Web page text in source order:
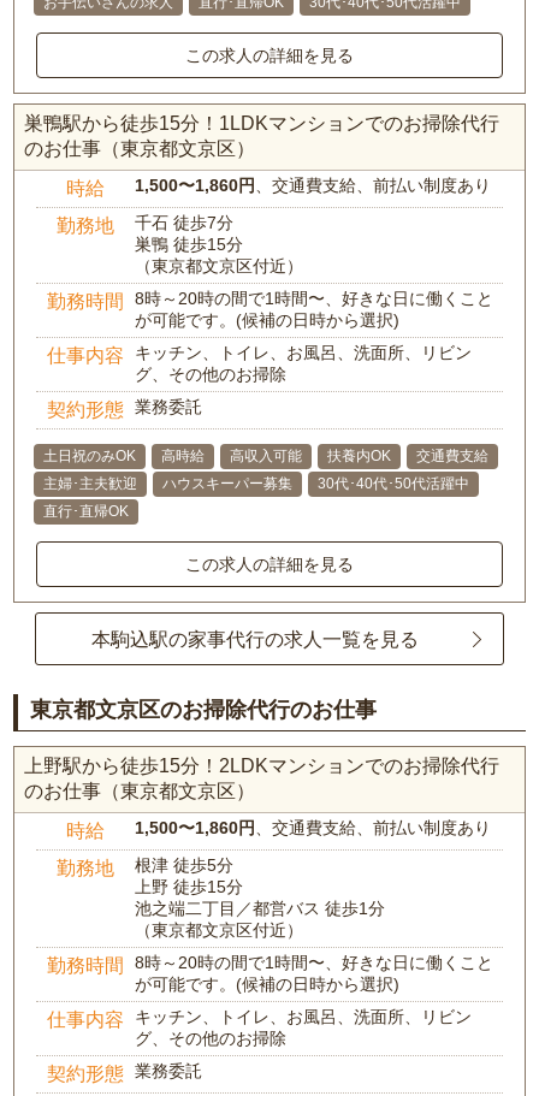
この求人の詳細を見る
巣鴨駅から徒歩15分！1LDKマンションでのお掃除代行
のお仕事（東京都文京区）
時給 1,500〜1,860円、交通費支給、前払い制度あり
勤務地
千石 徒歩7分
巣鴨 徒歩15分
（東京都文京区付近）
勤務時間
8時～20時の間で1時間〜、好きな日に働くこと
が可能です。(候補の日時から選択)
仕事内容
キッチン、トイレ、お風呂、洗面所、リビン
グ、その他のお掃除
契約形態 業務委託
土日祝のみOK 高時給 高収入可能 扶養内OK
交通費支給
主婦･主夫歓迎
ハウスキーパー募集
30代･40代･50代活躍中
直行･直帰OK
この求人の詳細を見る
本駒込駅の家事代行の求人一覧を見る
東京都文京区のお掃除代行のお仕事
上野駅から徒歩15分！2LDKマンションでのお掃除代行
のお仕事（東京都文京区）
時給 1,500〜1,860円 、交通費支給、前払い制度あり
勤務地
根津 徒歩5分
上野 徒歩15分
池之端二丁目／都営バス 徒歩1分
（東京都文京区付近）
勤務時間
8時～20時の間で1時間〜、好きな日に働くこと
が可能です。(候補の日時から選択)
仕事内容
キッチン、トイレ、お風呂、洗面所、リビン
グ、その他のお掃除
契約形態 業務委託